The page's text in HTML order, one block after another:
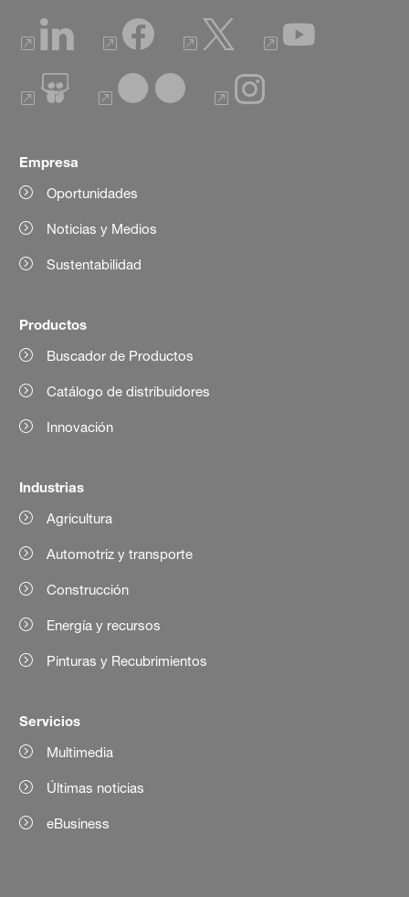
Empresa
Oportunidades
Noticias y Medios
Sustentabilidad
Productos
Buscador de Productos
Catálogo de distribuidores
Innovación
Industrias
Agricultura
Automotriz y transporte
Construcción
Energía y recursos
Pinturas y Recubrimientos
Servicios
Multimedia
Últimas noticias
eBusiness